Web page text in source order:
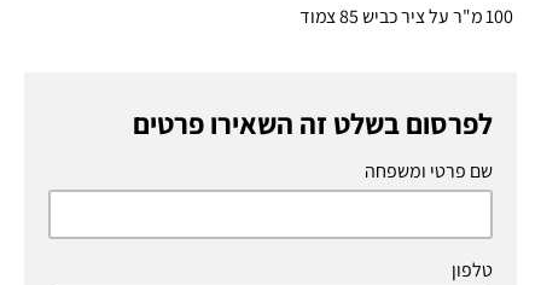
לפרסום בשלט זה השאירו פרטים
שם פרטי ומשפחה
טלפון